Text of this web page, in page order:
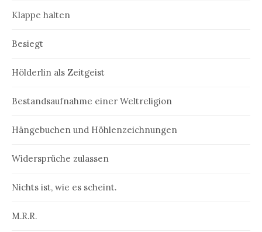
Klappe halten
Besiegt
Hölderlin als Zeitgeist
Bestandsaufnahme einer Weltreligion
Hängebuchen und Höhlenzeichnungen
Widersprüche zulassen
Nichts ist, wie es scheint.
M.R.R.